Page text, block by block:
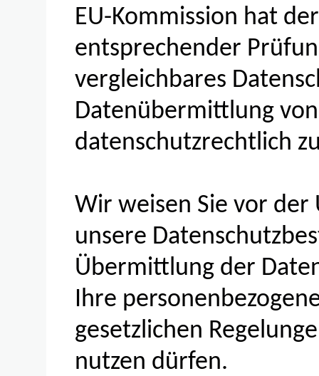
EU-Kommission hat
entsprechender
vergleichbares
Datenübermittlung
datenschutzrechtlich
Wir weisen Sie vor
unsere
Übermittlung der
Ihre
gesetzlichen
nutzen dürfen.